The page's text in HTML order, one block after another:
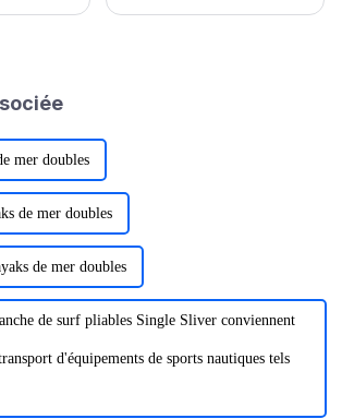
mer doubles
de mer doubles
de mer doubles
de surf pliables Single Sliver conviennent
d'équipements de sports nautiques tels